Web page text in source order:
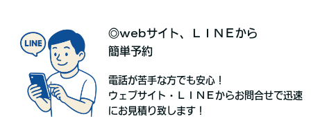
◎webサイト、ＬＩＮＥから
簡単予約
電話が苦手な方でも安心！
ウェブサイト・ＬＩＮＥからお問合せで迅速
にお見積り致します！